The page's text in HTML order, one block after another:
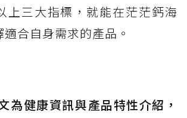
上三大指標，就能在茫茫鈣海
合自身需求的產品。
為健康資訊與產品特性介紹，